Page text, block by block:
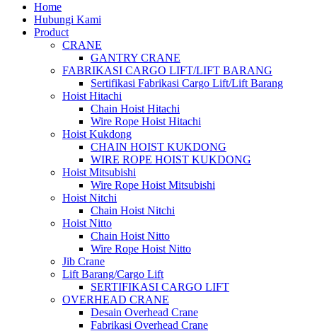
Home
Hubungi Kami
Product
CRANE
GANTRY CRANE
FABRIKASI CARGO LIFT/LIFT BARANG
Sertifikasi Fabrikasi Cargo Lift/Lift Barang
Hoist Hitachi
Chain Hoist Hitachi
Wire Rope Hoist Hitachi
Hoist Kukdong
CHAIN HOIST KUKDONG
WIRE ROPE HOIST KUKDONG
Hoist Mitsubishi
Wire Rope Hoist Mitsubishi
Hoist Nitchi
Chain Hoist Nitchi
Hoist Nitto
Chain Hoist Nitto
Wire Rope Hoist Nitto
Jib Crane
Lift Barang/Cargo Lift
SERTIFIKASI CARGO LIFT
OVERHEAD CRANE
Desain Overhead Crane
Fabrikasi Overhead Crane